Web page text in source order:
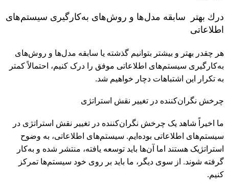
درك بهتر سابقه مدل‌ها و روش‌های به‌کارگیری سیستم‌های
اطلاعاتی
هر چقدر بهتر و بیشتر بتوانیم گذشته یا سابقه مدل‌ها و روش‌های
به‌کارگیری سیستم‌های اطلاعاتی موفق را درک کنیم، احتمالاً کمتر
به تکرار این اشتباهات دچار خواهیم شد.
چرخش نگران‌کننده در تغییر نقش استراتژی
ما اخیراً شاهد یک چرخش نگران‌کننده در تغییر نقش استراتژی در
سیستم‌های اطلاعاتی بوده‌ایم. سیستم‌های اطلاعاتی، به وضوح
استراتژیک هستند اما آن‌ها باید توسعه یافته، منتشر شده و‌ به‌کار
گرفته‌ شوند. از سوی دیگر، ما باید بر روی خود سیستم‌ها تمرکز
کنیم.